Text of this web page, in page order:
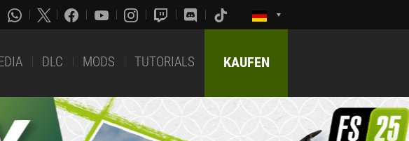
DLC MODS TUTORIALS KAUFEN